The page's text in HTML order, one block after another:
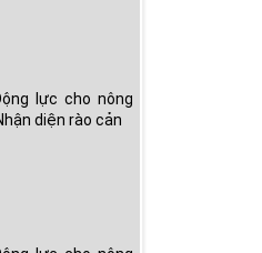
lực cho nông
diện rào cản